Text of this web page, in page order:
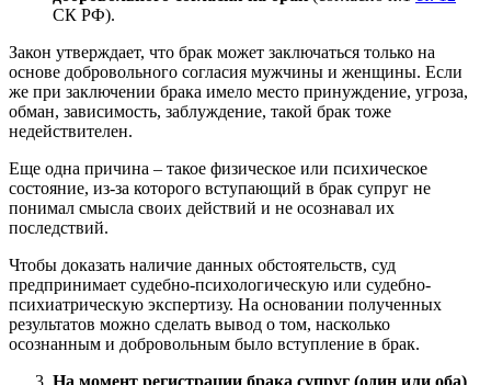
СК РФ).
Закон утверждает, что брак может заключаться только на
основе добровольного согласия мужчины и женщины. Если
же при заключении брака имело место принуждение, угроза,
обман, зависимость, заблуждение, такой брак тоже
недействителен.
Еще одна причина – такое физическое или психическое
состояние, из-за которого вступающий в брак супруг не
понимал смысла своих действий и не осознавал их
последствий.
Чтобы доказать наличие данных обстоятельств, суд
предпринимает судебно-психологическую или судебно-
психиатрическую экспертизу. На основании полученных
результатов можно сделать вывод о том, насколько
осознанным и добровольным было вступление в брак.
На момент регистрации брака супруг (один или оба)